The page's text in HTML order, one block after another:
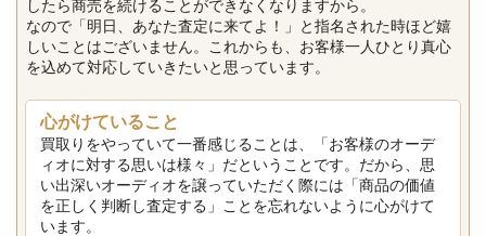
したら商売を続けることができなくなりますから。
なので「明日、あなた査定に来てよ！」と指名された時ほど嬉
しいことはございません。これからも、お客様一人ひとり真心
を込めて対応していきたいと思っています。
心がけていること
買取りをやっていて一番感じることは、「お客様のオーデ
ィオに対する思いは様々」だということです。だから、思
い出深いオーディオを譲っていただく際には「商品の価値
を正しく判断し査定する」ことを忘れないように心がけて
います。